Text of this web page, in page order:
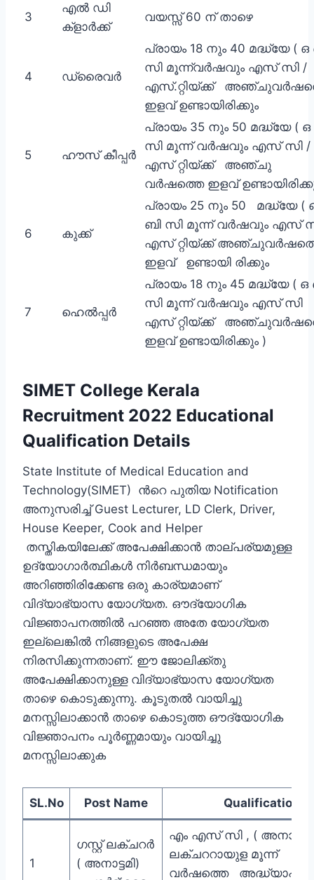
3
എൽ ഡി
ക്ളാർക്ക്
വയസ്സ് 60 ന് താഴെ
4 ഡ്രൈവർ
പ്രായം 18 നും 40 മദ്ധ്യേ ( ഒ
സി മൂന്ന്വർഷവും എസ് സി /
എസ്.റ്റിയ്ക്ക്
ഇളവ് ഉണ്ടായിരിക്കും
5 ഹൗസ് കീപ്പർ
പ്രായം 35 നും 50 മദ്ധ്യേ ( ഒ
സി മൂന്ന് വർഷവും എസ് സി /
എസ് റ്റിയ്ക്ക് അഞ്ചു
വർഷത്തെ ഇളവ്
6 കുക്ക്
പ്രായം 25 നും 50 മദ്ധ്യേ (
ബി സി മൂന്ന് വർഷവും എസ്
എസ് റ്റിയ്ക്ക്
ഇളവ് ഉണ്ടായി രിക്കും
7 ഹെൽപ്പർ
പ്രായം 18 നും 45 മദ്ധ്യേ ( ഒ
സി മൂന്ന് വർഷവും എസ് സി
എസ് റ്റിയ്ക്ക്
ഇളവ് ഉണ്ടായിരിക്കും )
SIMET College Kerala
Recruitment 2022 Educational
Qualification Details
State Institute of Medical Education and
Technology(SIMET) ന്‍റെ പുതിയ Notification
അനുസരിച്ച് Guest Lecturer, LD Clerk, Driver,
House Keeper, Cook and Helper
തസ്തികയിലേക്ക് അപേക്ഷിക്കാന്‍ താല്പര്യമുള്ള
ഉദ്യോഗാര്‍ത്ഥികള്‍ നിര്‍ബന്ധമായും
അറിഞ്ഞിരിക്കേണ്ട ഒരു കാര്യമാണ്
വിദ്യാഭ്യാസ യോഗ്യത. ഔദ്യോഗിക
വിജ്ഞാപനത്തില്‍ പറഞ്ഞ അതേ യോഗ്യത
ഇല്ലെങ്കില്‍ നിങ്ങളുടെ അപേക്ഷ
നിരസിക്കുന്നതാണ്. ഈ ജോലിക്ക്തു
അപേക്ഷിക്കാനുള്ള വിദ്യാഭ്യാസ യോഗ്യത
താഴെ കൊടുക്കുന്നു. കൂടുതല്‍ വായിച്ചു
മനസ്സിലാക്കാന്‍ താഴെ കൊടുത്ത ഔദ്യോഗിക
വിജ്ഞാപനം പൂര്‍ണ്ണമായും വായിച്ചു
മനസ്സിലാക്കുക
SL.No Post Name Qualification
1
ഗസ്റ്റ് ലക്ചറർ
( അനാട്ടമി)
എം എസ് സി , ( അനാട്ടമി
ലക്ചററായുള മൂന്ന്
വർഷത്തെ അദ്ധ്യാപനം